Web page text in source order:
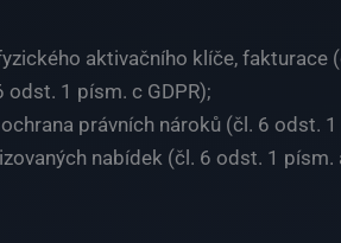
aktivačního klíče, fakturace
1 písm. c GDPR);
právních nároků (čl. 6 odst. 1
nabídek (čl. 6 odst. 1 písm.